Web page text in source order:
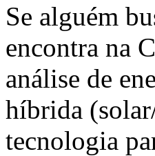
Se alguém
encontra na
análise de
híbrida
tecnologia